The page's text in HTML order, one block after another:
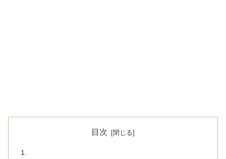
目次